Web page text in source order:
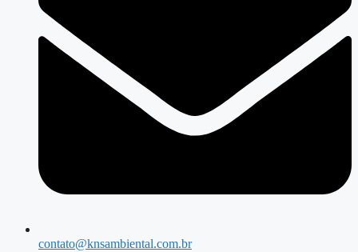
contato@knsambiental.com.br